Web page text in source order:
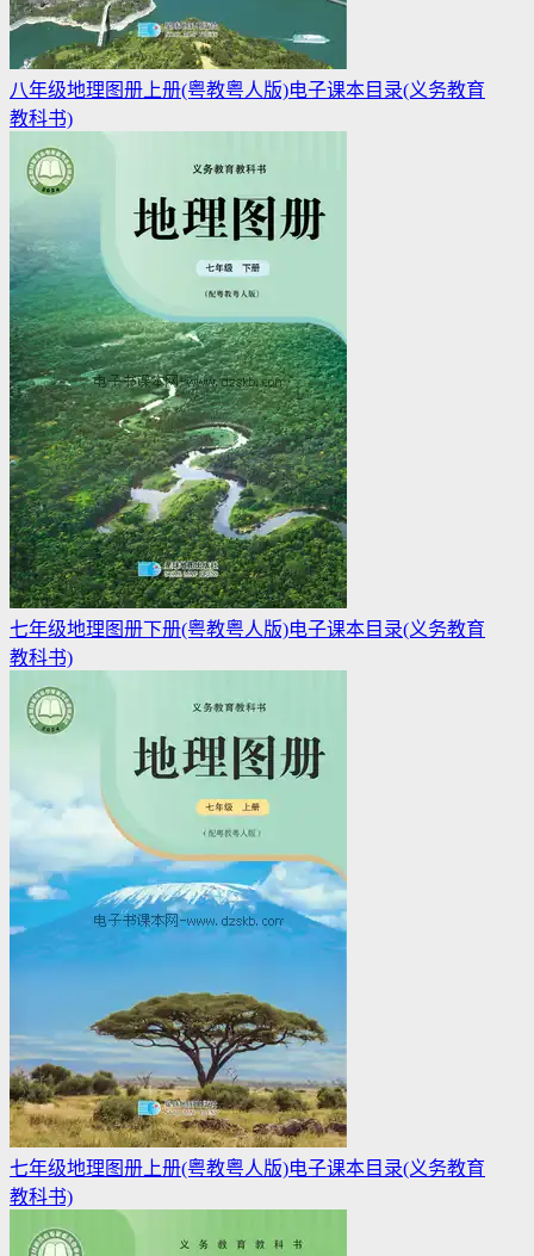
八年级地理图册上册(粤教粤人版)电子课本目录(义务教育
教科书)
七年级地理图册下册(粤教粤人版)电子课本目录(义务教育
教科书)
七年级地理图册上册(粤教粤人版)电子课本目录(义务教育
教科书)